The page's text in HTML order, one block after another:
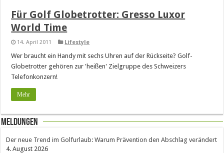
Für Golf Globetrotter: Gresso Luxor
World Time
14. April 2011 Lifestyle
Wer braucht ein Handy mit sechs Uhren auf der Rückseite? Golf-
Globetrotter gehören zur 'heißen' Zielgruppe des Schweizers
Telefonkonzern!
Mehr
Meldungen
Der neue Trend im Golfurlaub: Warum Prävention den Abschlag verändert
4. August 2026